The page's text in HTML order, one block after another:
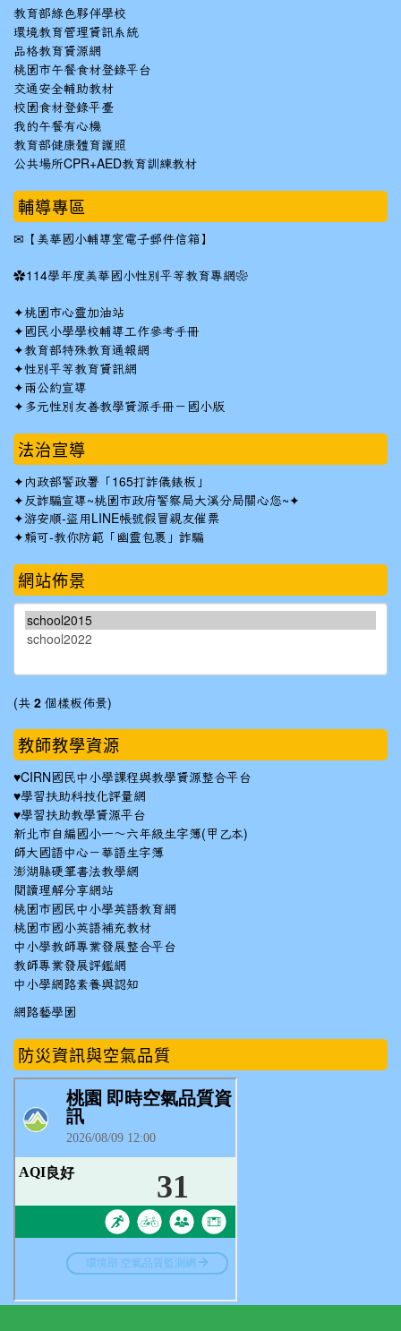
教育部綠色夥伴學校
環境教育管理資訊系統
品格教育資源網
桃園市午餐食材登錄平台
交通安全輔助教材
校園食材登錄平臺
我的午餐有心機
教育部健康體育護照
公共場所CPR+AED教育訓練教材
輔導專區
✉ 【美華國小輔導室電子郵件信箱】
✿114學年度美華國小性別平等教育專網❀
✦桃園市心靈加油站
✦ 國民小學學校輔導工作參考手冊
✦教育部特殊教育通報網
✦性別平等教育資訊網
✦兩公約宣導
✦ 多元性別友善教學資源手冊－國小版
法治宣導
✦ 內政部警政署「165打詐儀錶板」
✦反詐騙宣導~桃園市政府警察局大溪分局關心您~✦
✦游安順-盜用LINE帳號假冒親友催票
✦賴可-教你防範「幽靈包裹」詐騙
網站佈景
(共 2 個樣板佈景)
教師教學資源
♥CIRN國民中小學課程與教學資源整合平台
♥學習扶助科技化評量網
♥學習扶助教學資源平台
新北市自編國小一～六年級生字簿(甲乙本)
師大國語中心－華語生字簿
澎湖縣硬筆書法教學網
閱讀理解分享網站
桃園市國民中小學英語教育網
桃園市國小英語補充教材
中小學教師專業發展整合平台
教師專業發展評鑑網
中小學網路素養與認知
網路藝學園
防災資訊與空氣品質